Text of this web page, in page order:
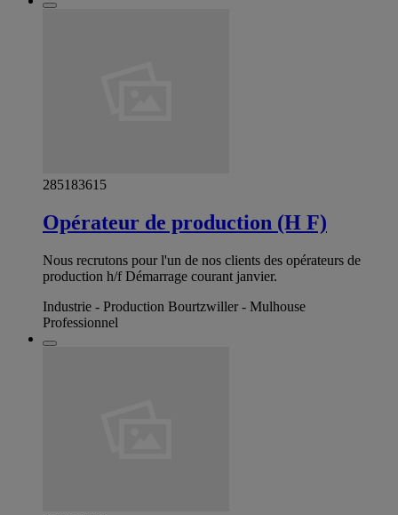
285183615
Opérateur de production (H F)
Nous recrutons pour l'un de nos clients des opérateurs de
production h/f Démarrage courant janvier.
Industrie - Production Bourtzwiller - Mulhouse
Professionnel